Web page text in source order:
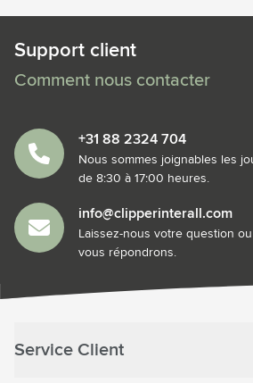
Support client
Comment nous contacter
+31 88 2324 704
Nous sommes joignables les
de 8:30 à 17:00 heures.
info@clipperinterall.com
Laissez-nous votre question
vous répondrons.
Service Client